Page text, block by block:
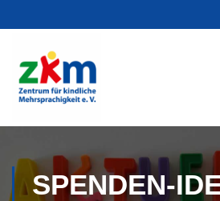
SPENDEN-